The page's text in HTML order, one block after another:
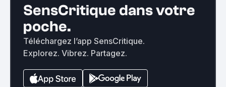
SensCritique dans votre
poche.
Téléchargez l’app SensCritique.
Explorez. Vibrez. Partagez.